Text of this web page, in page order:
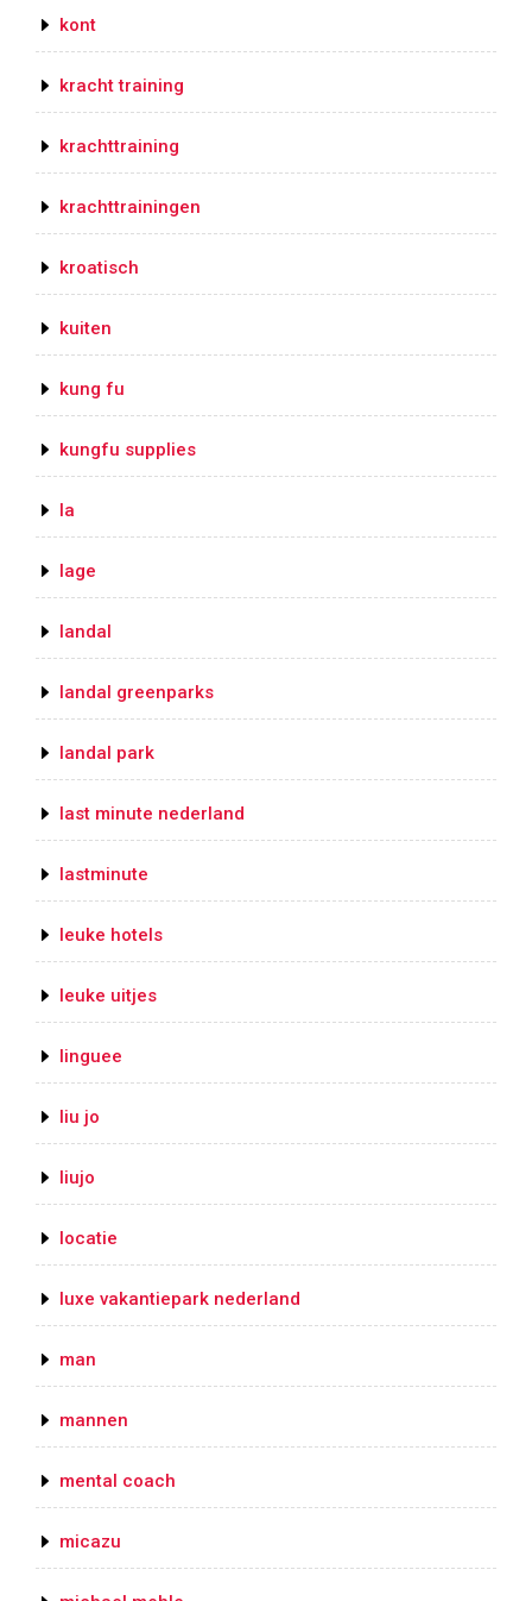
kont
kracht training
krachttraining
krachttrainingen
kroatisch
kuiten
kung fu
kungfu supplies
la
lage
landal
landal greenparks
landal park
last minute nederland
lastminute
leuke hotels
leuke uitjes
linguee
liu jo
liujo
locatie
luxe vakantiepark nederland
man
mannen
mental coach
micazu